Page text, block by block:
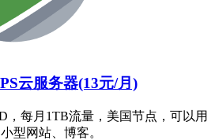
云服务器(13元/月)
，每月1TB流量，美国节点，可以用
型网站、博客。